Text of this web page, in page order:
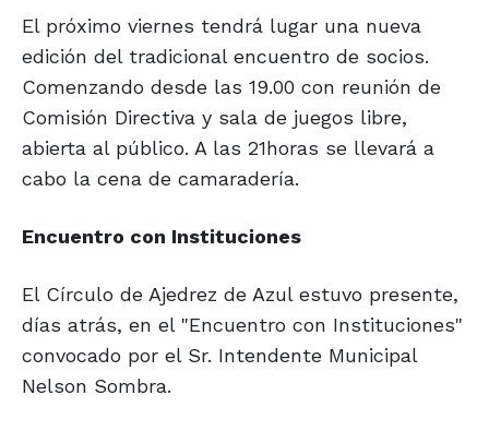
El próximo viernes tendrá lugar una nueva
edición del tradicional encuentro de socios.
Comenzando desde las 19.00 con reunión de
Comisión Directiva y sala de juegos libre,
abierta al público. A las 21horas se llevará a
cabo la cena de camaradería.
Encuentro con Instituciones
El Círculo de Ajedrez de Azul estuvo presente,
días atrás, en el "Encuentro con Instituciones"
convocado por el Sr. Intendente Municipal
Nelson Sombra.